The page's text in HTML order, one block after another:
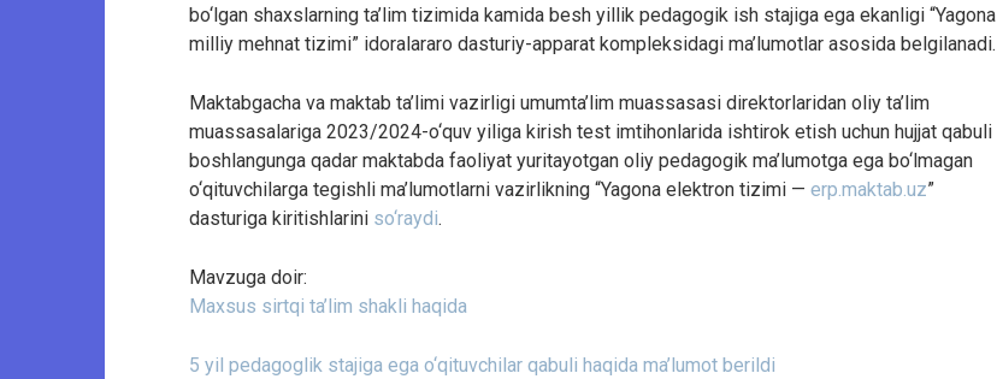
bo‘lgan shaxslarning ta’lim tizimida kamida besh yillik pedagogik ish stajiga ega ekanligi “Yagona
milliy mehnat tizimi” idoralararo dasturiy-apparat kompleksidagi ma’lumotlar asosida belgilanadi.
Maktabgacha va maktab ta’limi vazirligi umumta’lim muassasasi direktorlaridan oliy ta’lim
muassasalariga 2023/2024-o‘quv yiliga kirish test imtihonlarida ishtirok etish uchun hujjat qabuli
boshlangunga qadar maktabda faoliyat yuritayotgan oliy pedagogik ma’lumotga ega bo‘lmagan
o‘qituvchilarga tegishli ma’lumotlarni vazirlikning “Yagona elektron tizimi — erp.maktab.uz”
dasturiga kiritishlarini so‘raydi.
Mavzuga doir:
Maxsus sirtqi ta’lim shakli haqida
5 yil pedagoglik stajiga ega o‘qituvchilar qabuli haqida ma’lumot berildi